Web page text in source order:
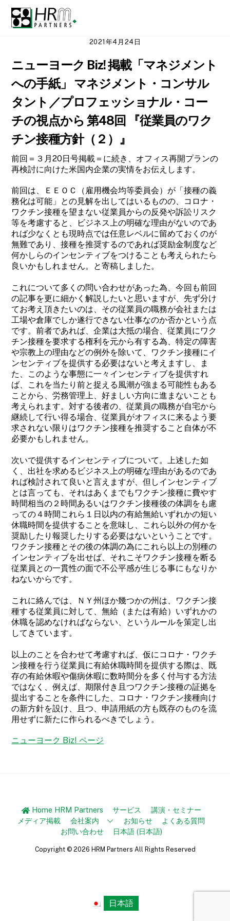
content
2021年4月24日
ニューヨーク Biz! 掲載「マネジメント
への手紙」 マネジメント・コンサル
タント／プロフェッショナル・コー
チの視点から 第48回 『従業員のワク
チン接種方針（２）』
前回＝３月20日号掲載＝に続き、オフィス再開プランの
再検討に向けた米国内企業の実情をお伝えします。
前回は、ＥＥＯＣ（雇用機会均等委員会）が「接種の義
務化は可能」との見解を出してはいるものの、コロナ・
ワクチン接種を望まない従業員からの反発や訴訟リスク
等を考慮すると、ビジネス上の明確な理由がないのであ
れば少なくとも現時点では任意レベルに留めておくのが
無難であり、接種を推奨するのであれば奨励金制度など
何かしらのインセンティブをつけることも考えられたら
良いかもしれません。と寄稿しました。
これについて多くの問い合わせがあった為、今回も前回
の記事を更に細かく解説したいと思いますが、先ず分け
てお考え頂きたいのは、その従業員の職務が会社または
工場や倉庫でしか遂行できない仕事なのか否かという点
です。前者であれば、企業は大抵の場合、従業員にワク
チン接種を要求する権利を元から有する為、特定の障害
や宗教上の理由などの例外を除いて、ワクチン接種にイ
ンセンティブを提供する必要はないと考えますし、ま
た、このような事態に一々インセンティブを提供すれ
ば、これを当たり前と捉える風潮が強まる可能性もある
ことから、労務管理上、好ましい方向に進まないことも
考えられます。対する後者の、従業員の職務が自宅から
継続して行い得る場合、従業員がオフィスに来るよう要
求されない限りはワクチン接種を推奨すること自体が不
必要かもしれません。
次いで提供するインセンティブについて。上述した如
く、出社を求めるビジネス上の明確な理由があるのであ
れば検討されて良いと言えますが、但しインセンティブ
とは言っても、それはあくまでもワクチン接種に費やす
時間相当の２時間あるいはワクチン接種後の体調をも慮
っての４時間これら１日以内の有給無給いずれかの短い
休職時間を提供することを意味し、これら以外の何かを
奨励したり報奨したりする必要はないということです。
ワクチン接種とその後の体調の為にこれら以上の別種の
インセンティブを出せば、それこそワクチン接種を断る
従業員との一貫性の面で不公平感が生じる事にもなりか
ねないからです。
これに絡んでは、ＮＹ州ほか幾つかの州は、ワクチン接
種する従業員に対して、無給（または有給）いずれかの
休職を認めなければならない、というルールを策定し出
してきています。
以上のことを合わせて考慮すれば、仮にコロナ・ワクチ
ン接種を行う従業員に有給休職時間を提供する際は、既
存の有給休暇や傷病休暇に数時間分を多く付与する方法
ではなく、例えば、期限付き且つワクチン接種の証拠を
提出することを条件にした、コロナ・ワクチン接種向け
の新方針を設け、且つ、申請用紙の方も既存のものを流
用せずに新たに作られるべきでしょう。
ニューヨーク Biz! ページ
Home HRM Partners サービス
講演・セミナー
メディア掲載
会社案内 お知らせ
よくある質問
お問い合わせ
日本語 (日本語)
Copyright © 2026 HRM Partners All Rights Reserved
日本語